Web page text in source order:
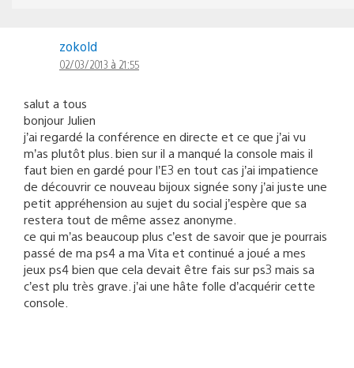
zokold
02/03/2013 à 21:55
salut a tous
bonjour Julien
j’ai regardé la conférence en directe et ce que j’ai vu
m’as plutôt plus. bien sur il a manqué la console mais il
faut bien en gardé pour l’E3 en tout cas j’ai impatience
de découvrir ce nouveau bijoux signée sony j’ai juste une
petit appréhension au sujet du social j’espère que sa
restera tout de même assez anonyme.
ce qui m’as beaucoup plus c’est de savoir que je pourrais
passé de ma ps4 a ma Vita et continué a joué a mes
jeux ps4 bien que cela devait être fais sur ps3 mais sa
c’est plu très grave. j’ai une hâte folle d’acquérir cette
console.